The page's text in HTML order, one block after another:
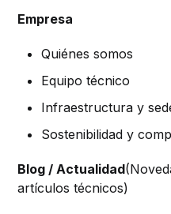
Empresa
Quiénes somos
Equipo técnico
Infraestructura y
Sostenibilidad y
Blog / Actualidad
artículos técnicos)